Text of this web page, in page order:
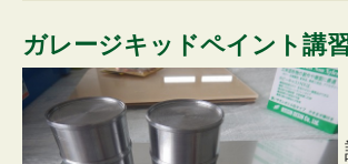
ガレージキッドペイント講